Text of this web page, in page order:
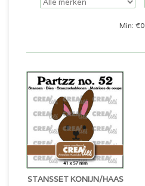
Min: €0
STANSSET KONIJN/HAAS